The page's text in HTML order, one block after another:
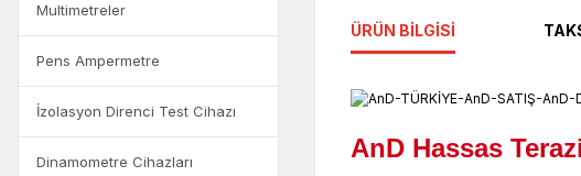
Multimetreler
Pens Ampermetre
İzolasyon Direnci Test Cihazı
Dinamometre Cihazları
ÜRÜN BILGISI
AnD Hassas